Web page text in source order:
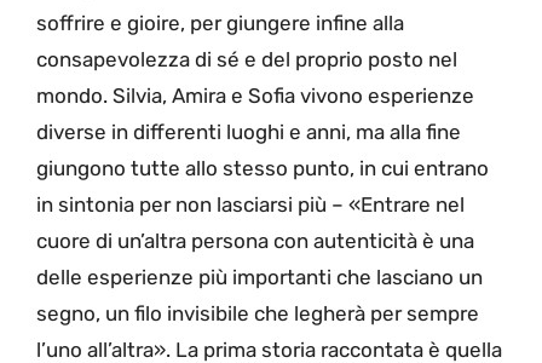
soffrire e gioire, per giungere infine alla
consapevolezza di sé e del proprio posto nel
mondo. Silvia, Amira e Sofia vivono esperienze
diverse in differenti luoghi e anni, ma alla fine
giungono tutte allo stesso punto, in cui entrano
in sintonia per non lasciarsi più – «Entrare nel
cuore di un’altra persona con autenticità è una
delle esperienze più importanti che lasciano un
segno, un filo invisibile che legherà per sempre
l’uno all’altra». La prima storia raccontata è quella